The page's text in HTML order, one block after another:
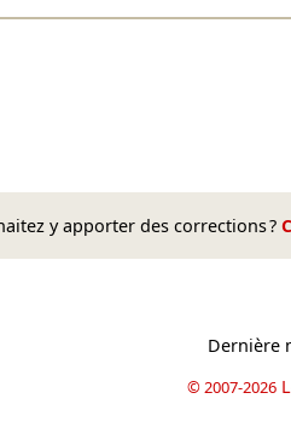
y apporter des corrections ?
Dernière
© 2007-2026